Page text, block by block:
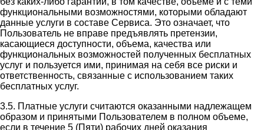
функциональными возможностями, которыми обладают
данные услуги в составе Сервиса. Это означает, что
Пользователь не вправе предъявлять претензии,
касающиеся доступности, объема, качества или
функциональных возможностей полученных бесплатных
услуг и пользуется ими, принимая на себя все риски и
ответственность, связанные с использованием таких
бесплатных услуг.
3.5. Платные услуги считаются оказанными надлежащем
образом и принятыми Пользователем в полном объеме,
если в течение 5 (Пяти) рабочих дней оказания